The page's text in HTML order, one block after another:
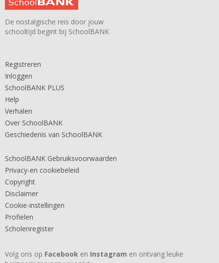
De nostalgische reis door jouw
schooltijd begint bij SchoolBANK
Registreren
Inloggen
SchoolBANK PLUS
Help
Verhalen
Over SchoolBANK
Geschiedenis van SchoolBANK
SchoolBANK Gebruiksvoorwaarden
Privacy-en cookiebeleid
Copyright
Disclaimer
Cookie-instellingen
Profielen
Scholenregister
Volg ons op Facebook en Instagram en ontvang leuke